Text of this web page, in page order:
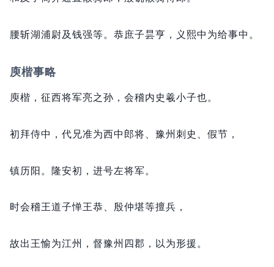
腰斩湖浦尉及钱强等。 恭庶子昙亨， 义熙中为给事中。
庾楷事略
庾楷， 征西将军亮之孙， 会稽内史羲小子也。
初拜侍中， 代兄准为西中郎将、豫州刺史、假节，
镇历阳。 隆安初， 进号左将军。
时会稽王道子惮王恭、殷仲堪等擅兵，
故出王愉为江州， 督豫州四郡， 以为形援。